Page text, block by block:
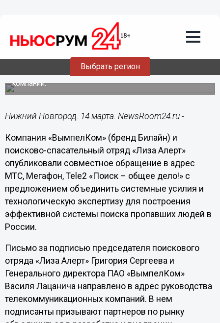
Выбрать регион
ПСО «Лиза Алерт» и Билайн призывают
операторов связи объединить усилия
в поиске пропавших людей
Письмо за подписью председателя поискового отряда
Сергеева и Гендиректора ПАО «ВымпелКом» Лацанича
направлено руководству телекоммуникационных
компаний.
Нижний Новгород. 14 марта. NewsRoom24.ru -
Компания «ВымпелКом» (бренд Билайн) и
поисково-спасательный отряд «Лиза Алерт»
опубликовали совместное обращение в адрес
МТС, Мегафон, Tele2 «Поиск – общее дело!» с
предложением объединить системные усилия и
технологическую экспертизу для построения
эффективной системы поиска пропавших людей в
России.
Письмо за подписью председателя поискового
отряда «Лиза Алерт» Григория Сергеева и
Генерального директора ПАО «ВымпелКом»
Василя Лацанича направлено в адрес руководства
телекоммуникационных компаний. В нем
подписанты призывают партнеров по рынку